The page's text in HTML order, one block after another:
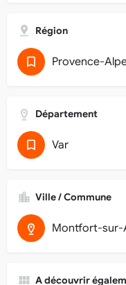
Région
Provence-
Département
Var
Ville / Commune
Montfort-sur-
A découvrir